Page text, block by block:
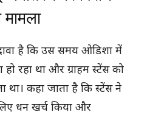
है कि उस समय ओडिशा में
रहा था और ग्राहम स्टेंस को
था। कहा जाता है कि स्टेंस ने
धन खर्च किया और